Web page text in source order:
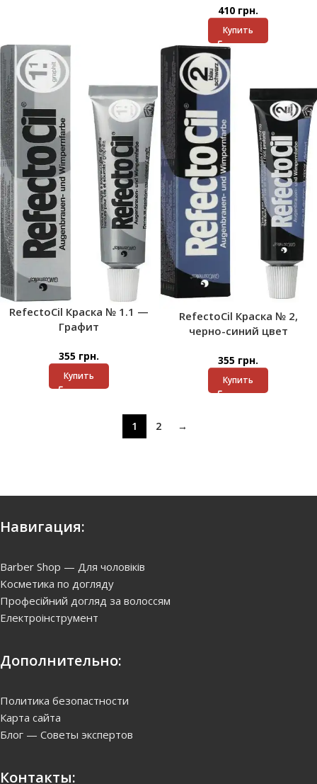
410 грн.
Купить
RefectoCil Краска № 1.1 —
Графит
355 грн.
Купить
RefectoCil Краска № 2,
черно-синий цвет
355 грн.
Купить
1 2 →
Навигация:
Barber Shop — Для чоловіків
Kосметика по догляду
Професійний догляд за волоссям
Електроінструмент
Дополнительно:
Политика безопастности
Карта сайта
Блог — Советы экспертов
Контакты: